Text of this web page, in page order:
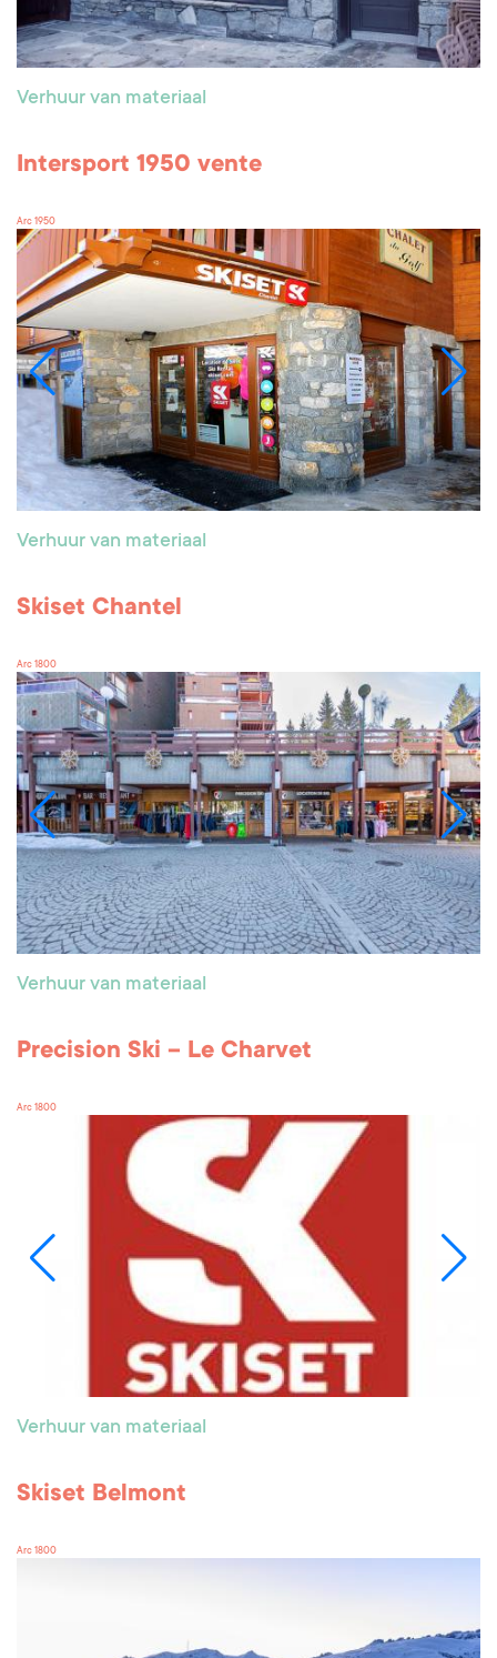
Verhuur van materiaal
Intersport 1950 vente
Arc 1950
Verhuur van materiaal
Skiset Chantel
Arc 1800
Verhuur van materiaal
Precision Ski – Le Charvet
Arc 1800
Verhuur van materiaal
Skiset Belmont
Arc 1800